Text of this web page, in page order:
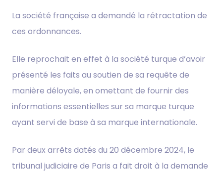
La société française a demandé la rétractation de
ces ordonnances.
Elle reprochait en effet à la société turque d’avoir
présenté les faits au soutien de sa requête de
manière déloyale, en omettant de fournir des
informations essentielles sur sa marque turque
ayant servi de base à sa marque internationale.
Par deux arrêts datés du 20 décembre 2024, le
tribunal judiciaire de Paris a fait droit à la demande